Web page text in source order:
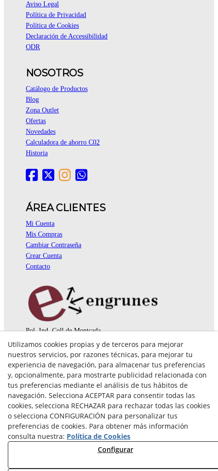
Aviso Legal
Política de Privacidad
Política de Cookies
Declaración de Accessibilidad
ODR
NOSOTROS
Catálogo de Productos
Blog
Zona Outlet
Ofertas
Novedades
Calculadora de ahorro C02
Historia
ÁREA CLIENTES
Mi Cuenta
Mis Compras
Cambiar Contraseña
Crear Cuenta
Contacto
Pol. Ind. Coll de Montcada
08110 Montcada i Reixac (Barcelona)
935 829 999
engrunes@engrunes.org
Utilizamos cookies propias y de terceros para mejorar
nuestros servicios, por razones técnicas, para mejorar tu
experiencia de navegación, para almacenar tus preferencias
y, opcionalmente, para mostrarte publicidad relacionada con
tus preferencias mediante el análisis de tus hábitos de
navegación. Selecciona ACEPTAR para consentir todas las
cookies, selecciona RECHAZAR para rechazar todas las cookies
o selecciona CONFIGURACIÓN para personalizar tus
preferencias de cookies. Para obtener más información
consulta nuestra: Política de Cookies
Configurar